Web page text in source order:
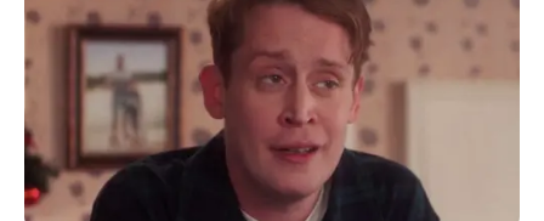
trastearon para severa casa y marcaron territorio
De acuerdo a medios internacionales, Jennifer López y
su esposo el actor Ben Affleck decidieron por mutuo
acuerdo "separarse" de cuerpo,más no de compromiso,
esto porque según los nuevos esposos,les ayudará a
fortalecer su relación y hará que se extrañen más.